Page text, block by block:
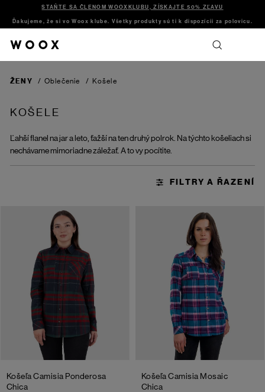
STAŇTE SA ČLENOM WOOXKLUBU, ZÍSKAJTE 50% ZĽAVU
Ďakujeme, že si vo Woox klube. Všetky produkty sú ti k dispozícii za polovicu.
ŽENY / Oblečenie / Košele
KOŠELE
Ľahší flanel na jar a leto, ťažší na ten druhý polrok. Na týchto košeliach si
nechávame mimoriadne záležať. A to vy pocítite.
Košeľa Camisia Ponderosa
Chica
Košeľa Camisia Mosaic
Chica